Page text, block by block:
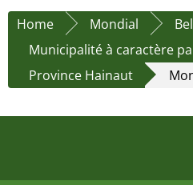
Home
Mondial
Municipalité à caractère
Province Hainaut